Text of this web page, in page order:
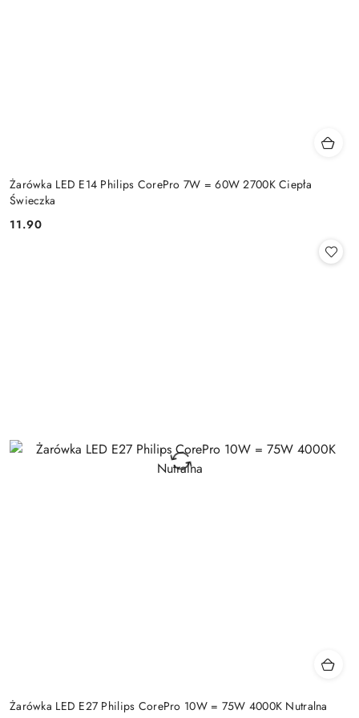
Żarówka LED E14 Philips CorePro 7W = 60W 2700K Ciepła
Świeczka
Cena:
11.90
Żarówka LED E27 Philips CorePro 10W = 75W 4000K Nutralna